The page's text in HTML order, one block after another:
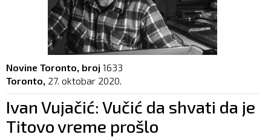
Novine Toronto, broj 1633
Toronto, 27. oktobar 2020.
Ivan Vujačić: Vučić da shvati da je
Titovo vreme prošlo